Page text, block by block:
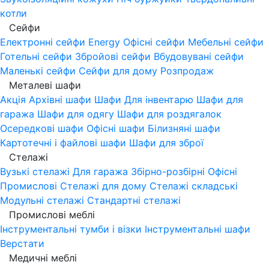
котли
Сейфи
Електронні сейфи Energy Офісні сейфи Мебельні сейфи
Готельні сейфи Збройові сейфи Вбудовувані сейфи
Маленькі сейфи Сейфи для дому Розпродаж
Металеві шафи
Акція Архівні шафи Шафи Для інвентарю Шафи для
гаража Шафи для одягу Шафи для роздягалок
Осередкові шафи Офісні шафи Білизняні шафи
Картотечні і файлові шафи Шафи для зброї
Стелажі
Вузькі стелажі Для гаража Збірно-розбірні Офісні
Промислові Стелажі для дому Стелажі складські
Модульні стелажі Стандартні стелажі
Промислові меблі
Інструментальні тумби і візки Інструментальні шафи
Верстати
Медичні меблі